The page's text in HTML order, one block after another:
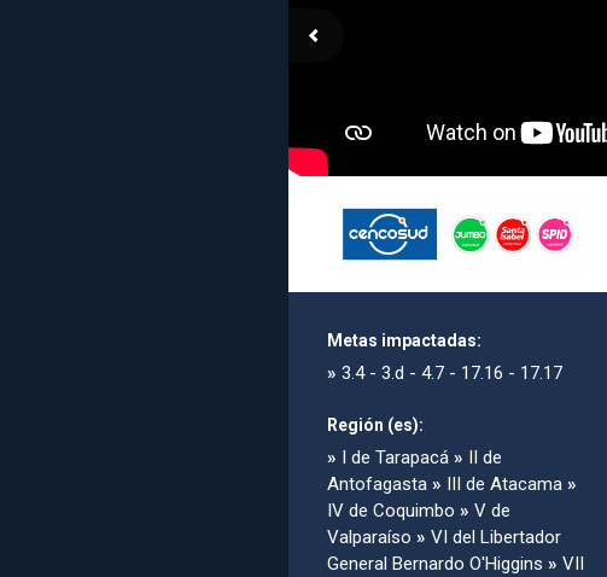
Metas impactadas:
» 3.4 - 3.d - 4.7 - 17.16 - 17.17
Región (es):
» I de Tarapacá » II de
Antofagasta » III de Atacama »
IV de Coquimbo » V de
Valparaíso » VI del Libertador
General Bernardo O'Higgins » VII